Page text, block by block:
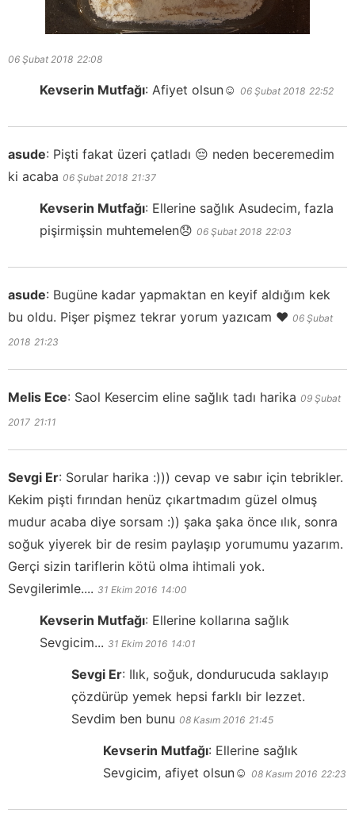
06 Şubat 2018 22:08
Kevserin Mutfağı: Afiyet olsun☺️ 06 Şubat 2018 22:52
asude: Pişti fakat üzeri çatladı 😔 neden beceremedim
ki acaba 06 Şubat 2018 21:37
Kevserin Mutfağı: Ellerine sağlık Asudecim, fazla
pişirmişsin muhtemelen😞 06 Şubat 2018 22:03
asude: Bugüne kadar yapmaktan en keyif aldığım kek
bu oldu. Pişer pişmez tekrar yorum yazıcam ❤️ 06 Şubat
2018 21:23
Melis Ece: Saol Kesercim eline sağlık tadı harika 09 Şubat
2017 21:11
Sevgi Er: Sorular harika :))) cevap ve sabır için tebrikler.
Kekim pişti fırından henüz çıkartmadım güzel olmuş
mudur acaba diye sorsam :)) şaka şaka önce ılık, sonra
soğuk yiyerek bir de resim paylaşıp yorumumu yazarım.
Gerçi sizin tariflerin kötü olma ihtimali yok.
Sevgilerimle.... 31 Ekim 2016 14:00
Kevserin Mutfağı: Ellerine kollarına sağlık
Sevgicim... 31 Ekim 2016 14:01
Sevgi Er: Ilık, soğuk, dondurucuda saklayıp
çözdürüp yemek hepsi farklı bir lezzet.
Sevdim ben bunu 08 Kasım 2016 21:45
Kevserin Mutfağı: Ellerine sağlık
Sevgicim, afiyet olsun☺️ 08 Kasım 2016 22:23